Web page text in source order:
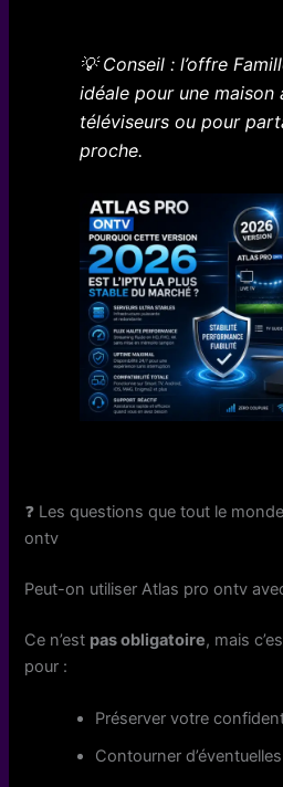
💡 Conseil : l’offre
idéale pour une maison
téléviseurs ou pour
proche.
❓ Les questions que tout le
ontv
Peut-on utiliser Atlas pro ontv
Ce n’est pas obligatoire, mais
pour :
Préserver votre
Contourner